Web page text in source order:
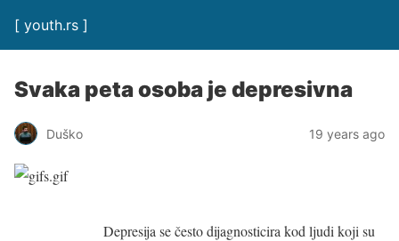
[ youth.rs ]
Svaka peta osoba je depresivna
Duško 19 years ago
Depresija se često dijagnosticira kod ljudi koji su